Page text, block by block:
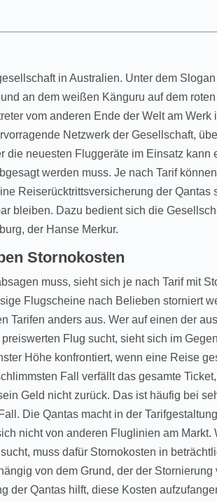
in Australien. Unter dem Slogan
an dem weißen Känguru auf dem
vom anderen Ende der Welt am Werk
Netzwerk der Gesellschaft,
die neuesten Fluggeräte im Einsatz kann
werden muss. Je nach Tarif
Reiserücktrittsversicherung der Qantas
bleiben. Dazu bedient sich die
der Hanse Merkur.
Stornokosten
muss, sieht sich je nach Tarif mit
Flugscheine nach Belieben storniert
Tarifen anders aus. Wer auf einen der
Flug sucht, sieht sich im
Höhe konfrontiert, wenn eine Reise
Fall verfällt das gesamte
Geld nicht zurück. Das ist häufig bei
Die Qantas macht in der
nicht von anderen Fluglinien am Markt.
muss dafür Stornokosten in
von dem Grund, der der Stornierung
der Qantas hilft, diese Kosten